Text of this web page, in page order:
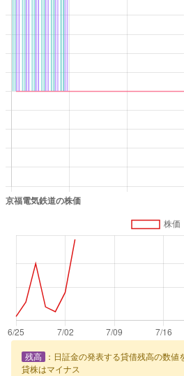
残高
：日証金の発表する貸借残高の数値
貸株はマイナス